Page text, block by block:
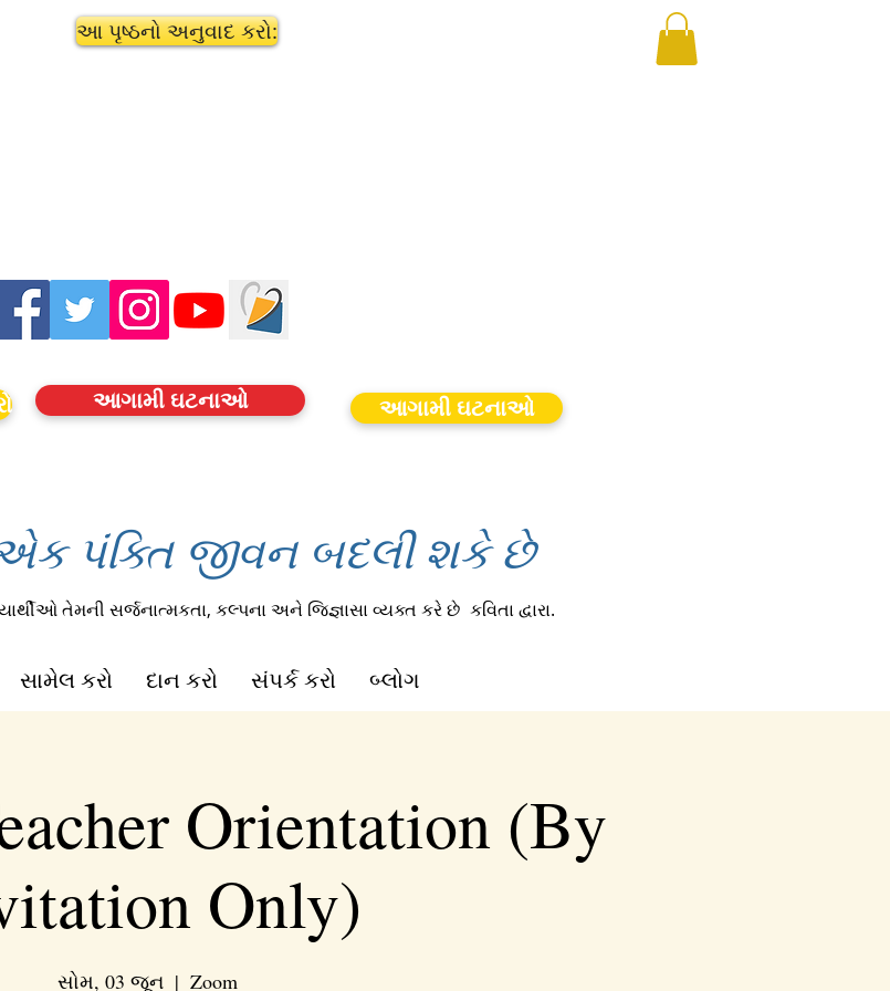
આ પૃષ્ઠનો અનુવાદ કરો:
આગામી ઘટનાઓ આગામી ઘટનાઓ
એક પંક્તિ જીવન બદલી શકે છે
તેમની સર્જનાત્મકતા, કલ્પના અને જિજ્ઞાસા વ્યક્ત કરે છે કવિતા દ્વારા.
સામેલ કરો દાન કરો સંપર્ક કરો બ્લોગ
Orientation (By
Only)
સોમ, 03 જૂન
  |
Zoom